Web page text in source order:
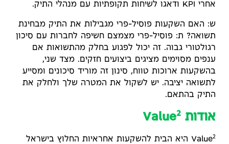
אחרי KPI ודאגו לשיחות תקופתיות עם מנהלי התיק.
ש: האם השקעות פוסיל-פרי מגבילות את התיק מבחינת
תשואה? ת: פוסיל-פרי מצמצם חשיפה לחברות עם סיכון
רגולטורי גבוה. זה יכול לפגוע בחלק מהתשואות אם
ענפים מסוימים מציגים ביצועים חזקים. מצד שני,
בהשקעות ארוכות טווח, סינון זה מוריד סיכונים ומסייע
לתשואה יציבה. יש לשקול את המטרה שלך ולחלק את
התיק בהתאם.
אודות Value 2
Value2
היא הבית להשקעות אחראיות החלוץ בישראל